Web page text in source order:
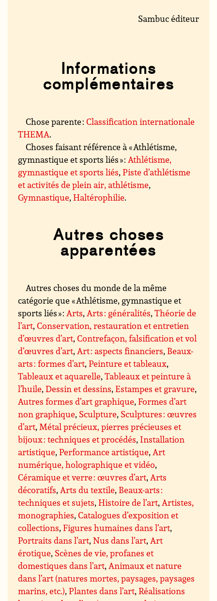
Sambuc éditeur
Informations
complémentaires
Chose parente :Classification internationale
THEMA.
Choses faisant référence à « Athlétisme,
gymnastique et sports liés » :Athlétisme,
gymnastique et sports liés,Piste d’athlétisme
et activités de plein air, athlétisme,
Gymnastique,Haltérophilie.
Autres choses
apparentées
Autres choses du monde de la même
catégorie que « Athlétisme, gymnastique et
sports liés » :Arts,Arts : généralités,Théorie de
l’art,Conservation, restauration et entretien
d’œuvres d’art,Contrefaçon, falsification et vol
d’œuvres d’art,Art : aspects financiers, Beaux-
arts : formes d’art,Peinture et tableaux,
Tableaux et aquarelle,Tableaux et peinture à
l’huile,Dessin et dessins,Estampes et gravure,
Autres formes d’art graphique,Formes d’art
non graphique, Sculpture, Sculptures : œuvres
d’art,Métal précieux, pierres précieuses et
bijoux : techniques et procédés, Installation
artistique,Performance artistique,Art
numérique, holographique et vidéo,
Céramique et verre : œuvres d’art,Arts
décoratifs,Arts du textile, Beaux-arts :
techniques et sujets,Histoire de l’art,Artistes,
monographies,Catalogues d’exposition et
collections,Figures humaines dans l’art,
Portraits dans l’art,Nus dans l’art,Art
érotique, Scènes de vie, profanes et
domestiques dans l’art,Animaux et nature
dans l’art (natures mortes, paysages, paysages
marins, etc.),Plantes dans l’art,Réalisations